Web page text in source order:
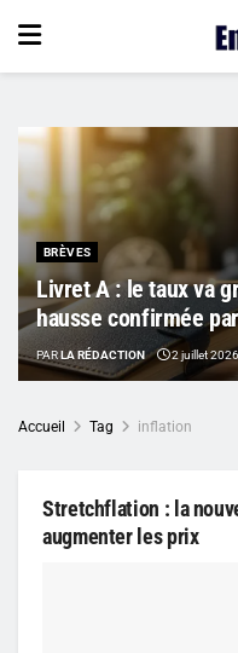
BRÈVES
Livret A : le taux va
hausse confirmée
PARLA RÉDACTION 2 juillet 2026
Accueil Tag inflation
Stretchflation : la
augmenter les prix